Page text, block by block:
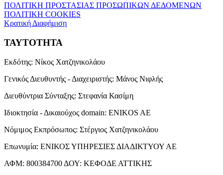
ΠΟΛΙΤΙΚΗ ΠΡΟΣΤΑΣΙΑΣ ΠΡΟΣΩΠΙΚΩΝ ΔΕΔΟΜΕΝΩΝ
ΠΟΛΙΤΙΚΗ COOKIES
Κρατική Διαφήμιση
ΤΑΥΤΟΤΗΤΑ
Εκδότης: Νίκος Χατζηνικολάου
Γενικός Διευθυντής - Διαχειριστής: Μάνος Νιφλής
Διευθύντρια Σύνταξης: Στεφανία Κασίμη
Ιδιοκτησία - Δικαιούχος domain: ENIKOS AE
Νόμιμος Εκπρόσωπος: Στέργιος Χατζηνικολάου
Επωνυμία: ΕΝΙΚΟΣ ΥΠΗΡΕΣΙΕΣ ΔΙΑΔΙΚΤΥΟΥ ΑΕ
ΑΦΜ: 800384700 ΔΟΥ: ΚΕΦΟΔΕ ΑΤΤΙΚΗΣ